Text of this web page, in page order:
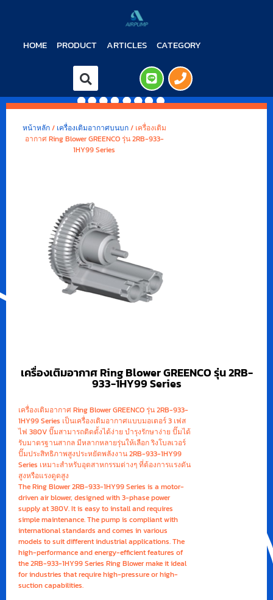
HOME PRODUCT ARTICLES CATEGORY
หน้าหลัก/ เครื่องเติมอากาศบนบก/ เครื่องเติม
อากาศ Ring Blower GREENCO รุ่น 2RB-933-
1HY99 Series
เครื่องเติมอากาศ Ring Blower GREENCO รุ่น 2RB-
933-1HY99 Series
เครื่องเติมอากาศ Ring Blower GREENCO รุ่น 2RB-933-
1HY99 Series เป็นเครื่องเติมอากาศแบบมอเตอร์ 3 เฟส
ไฟ 380V ปั๊มสามารถติดตั้งได้ง่าย บำรุงรักษาง่าย ปั๊มได้
รับมาตรฐานสากล มีหลากหลายรุ่นให้เลือก ริงโบลเวอร์
ปั๊มประสิทธิภาพสูงประหยัดพลังงาน 2RB-933-1HY99
Series เหมาะสำหรับอุตสาหกรรมต่างๆ ที่ต้องการแรงดัน
สูงหรือแรงดูดสูง
The Ring Blower 2RB-933-1HY99 Series is a motor-
driven air blower, designed with 3-phase power
supply at 380V. It is easy to install and requires
simple maintenance. The pump is compliant with
international standards and comes in various
models to suit different industrial applications. The
high-performance and energy-efficient features of
the 2RB-933-1HY99 Series Ring Blower make it ideal
for industries that require high-pressure or high-
suction capabilities.